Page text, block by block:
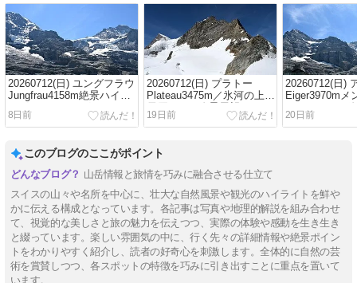
20260712(日) ユングフラウ
Jungfrau4158m絶景ハイキ
ング／アイガーグレッチャ
ーEigergletscher2320m～ク
8日前
20260712(日) プラトー
Plateau3475m／氷河の上の
雪原からの絶景展望
19日前
20260712(日)
Eiger3970mメ
Monch4107m
グ／アイガー
20日前
このブログのここがポイント
山岳情報と旅情を巧みに融合させる仕立て
スイスの山々や名所を中心に、壮大な自然風景や観光のハイライトを鮮や
かに伝える構成となっています。各記事は写真や地理的解説を組み合わせ
て、視覚的な美しさと旅の魅力を伝えつつ、実際の体験や感動を生き生き
と綴っています。楽しい雰囲気の中に、行く先々の詳細情報や絶景ポイン
トをわかりやすく紹介し、読者の好奇心を刺激します。全体的に自然の芸
術を賞賛しつつ、各スポットの特徴を巧みに引き出すことに重点を置いて
います。